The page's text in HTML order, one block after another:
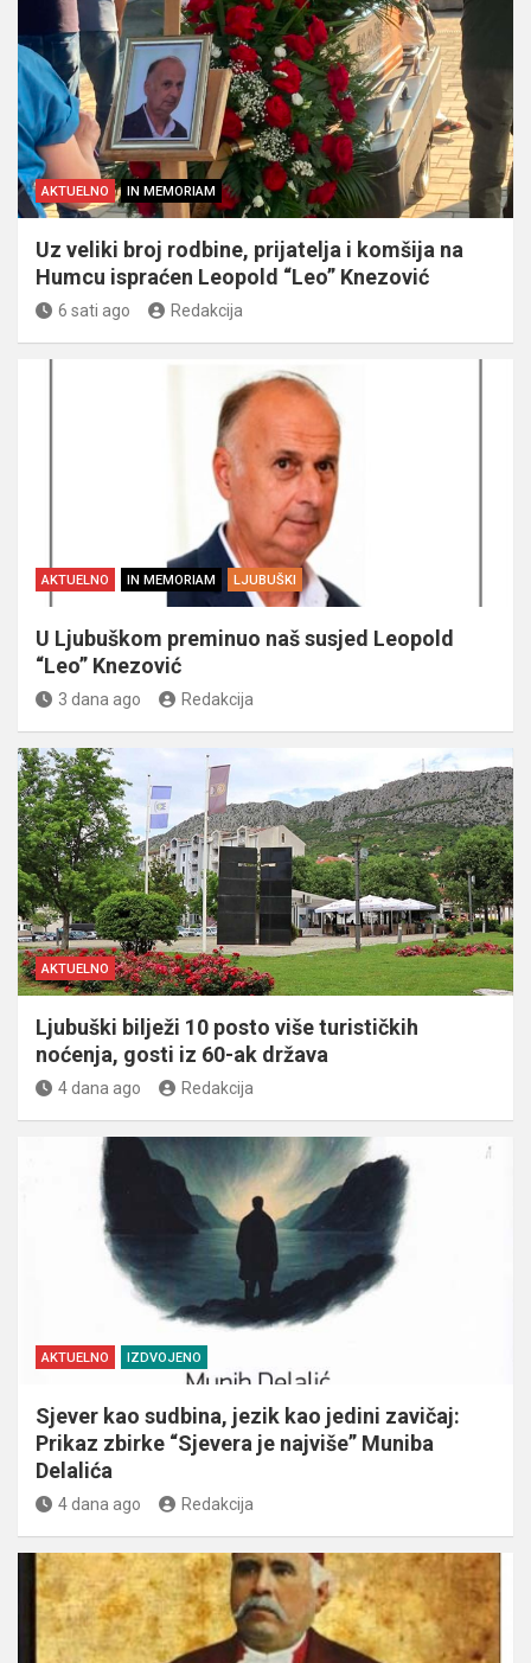
AKTUELNO IN MEMORIAM
Uz veliki broj rodbine, prijatelja i komšija na
Humcu ispraćen Leopold “Leo” Knezović
6 sati ago Redakcija
AKTUELNO IN MEMORIAM LJUBUŠKI
U Ljubuškom preminuo naš susjed Leopold
“Leo” Knezović
3 dana ago Redakcija
AKTUELNO
Ljubuški bilježi 10 posto više turističkih
noćenja, gosti iz 60-ak država
4 dana ago Redakcija
AKTUELNO IZDVOJENO
Sjever kao sudbina, jezik kao jedini zavičaj:
Prikaz zbirke “Sjevera je najviše” Muniba
Delalića
4 dana ago Redakcija